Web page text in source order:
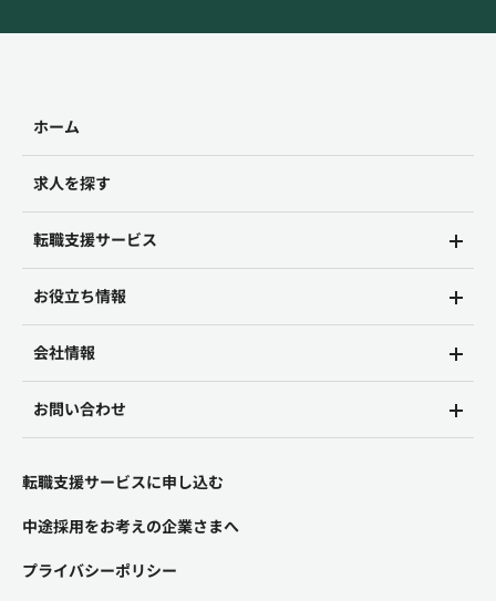
ホーム
求人を探す
転職支援サービス
お役立ち情報
会社情報
お問い合わせ
転職支援サービスに申し込む
中途採用をお考えの企業さまへ
プライバシーポリシー